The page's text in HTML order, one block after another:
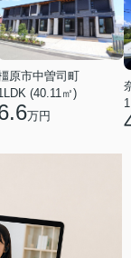
原市中曽司町
(40.11㎡)
万円